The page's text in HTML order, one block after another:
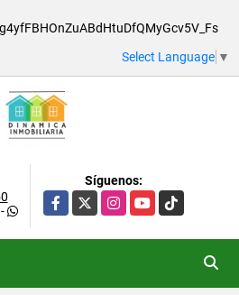
Select Language ▼
-
Síguenos:
Facebook
X InstagramYouTubeTikTok